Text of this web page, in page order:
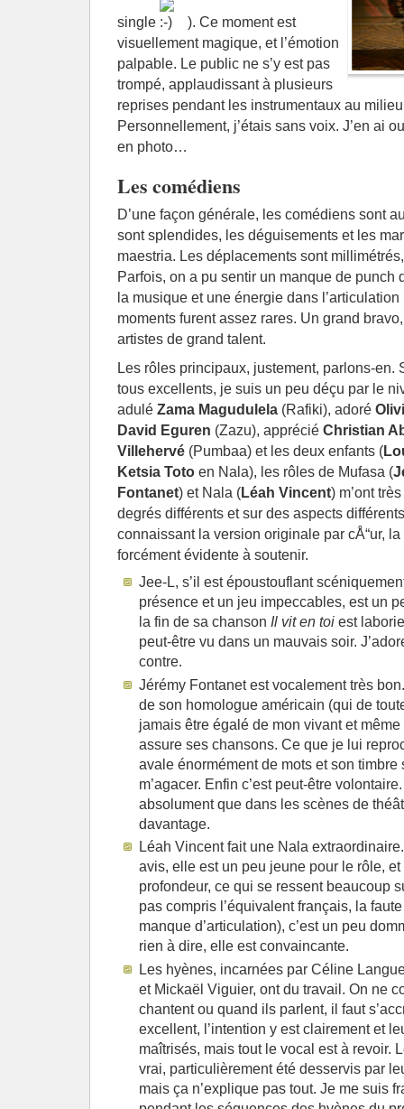
single
). Ce moment est
visuellement magique, et l’émotion
palpable. Le public ne s’y est pas
trompé, applaudissant à plusieurs
reprises pendant les instrumentaux au
Personnellement, j’étais sans voix. J’en ai
en photo…
Les comédiens
D’une façon générale, les comédiens sont
sont splendides, les déguisements et les
maestria. Les déplacements sont
Parfois, on a pu sentir un manque de punch
la musique et une énergie dans
moments furent assez rares. Un grand
artistes de grand talent.
Les rôles principaux, justement, parlons-en.
tous excellents, je suis un peu déçu par le
adulé Zama Magudulela (Rafiki), adoré
David Eguren (Zazu), apprécié Christian
Villehervé (Pumbaa) et les deux enfants (
Ketsia Toto en Nala), les rôles de Mufasa (
Fontanet) et Nala (Léah Vincent) m’ont
degrés différents et sur des aspects
connaissant la version originale par cÅ“ur,
forcément évidente à soutenir.
Jee-L, s’il est époustouflant
présence et un jeu impeccables, est un
la fin de sa chanson Il vit en toi est
peut-être vu dans un mauvais soir.
contre.
Jérémy Fontanet est vocalement très
de son homologue américain (qui de
jamais être égalé de mon vivant et
assure ses chansons. Ce que je lui
avale énormément de mots et son
m’agacer. Enfin c’est peut-être
absolument que dans les scènes de
davantage.
Léah Vincent fait une Nala
avis, elle est un peu jeune pour le rôle,
profondeur, ce qui se ressent beaucoup
pas compris l’équivalent français, la
manque d’articulation), c’est un peu
rien à dire, elle est convaincante.
Les hyènes, incarnées par Céline
et Mickaël Viguier, ont du travail. On ne
chantent ou quand ils parlent, il faut
excellent, l’intention y est clairement et
maîtrisés, mais tout le vocal est à revoir.
vrai, particulièrement été desservis par
mais ça n’explique pas tout. Je me suis